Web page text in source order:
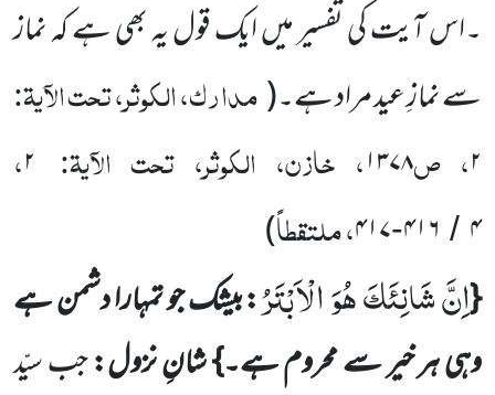
۔اس آیت کی تفسیر میں ایک قول یہ بھی ہے کہ نماز
سے نمازِ عید مراد ہے۔(مدارک، الکوثر، تحت الآیۃ:
۲، ص۱۳۷۸، خازن، الکوثر، تحت الآیۃ: ۲،
۴ / ۴۱۶-۴۱۷، ملتقطاً)
{اِنَّ شَانِئَكَ هُوَ الْاَبْتَرُ:بیشک جو تمہارا دشمن ہے
وہی ہر خیر سے محروم ہے۔}شانِ نزول:جب سیّد